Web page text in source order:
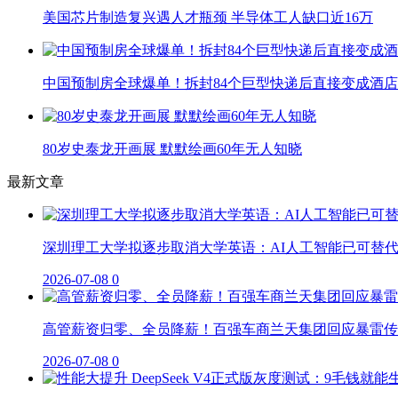
美国芯片制造复兴遇人才瓶颈 半导体工人缺口近16万
中国预制房全球爆单！拆封84个巨型快递后直接变成酒店
80岁史泰龙开画展 默默绘画60年无人知晓
最新文章
深圳理工大学拟逐步取消大学英语：AI人工智能已可替代
2026-07-08 0
高管薪资归零、全员降薪！百强车商兰天集团回应暴雷
2026-07-08 0